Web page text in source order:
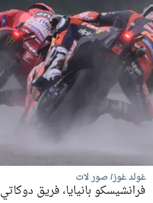
غولد غوز/ صور لات
فرانشيسكو بانيايا، فريق دوكاتي